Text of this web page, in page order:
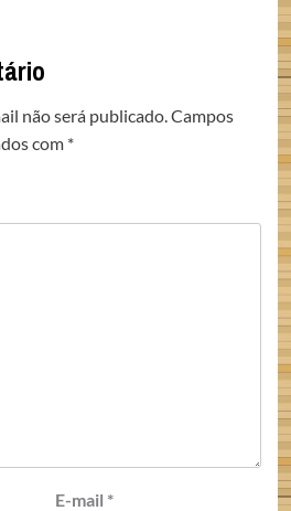
não será publicado.Campos
com *
E-mail *